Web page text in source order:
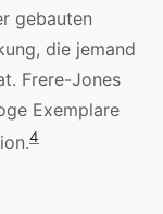
gebauten
die jemand
Frere-Jones
Exemplare
4